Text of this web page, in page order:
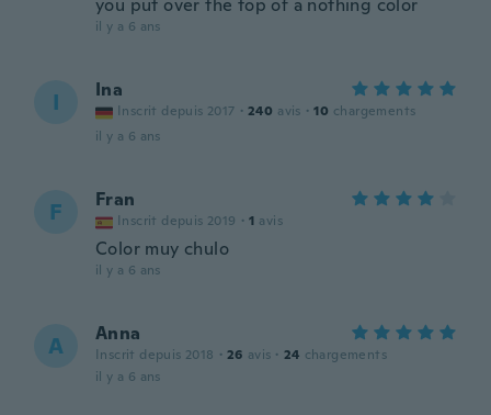
you put over the top of a nothing color
il y a 6 ans
I Ina
Inscrit depuis 2017 · 240 avis · 10 chargements
il y a 6 ans
F Fran
Inscrit depuis 2019 · 1 avis
Color muy chulo
il y a 6 ans
A Anna
Inscrit depuis 2018 · 26 avis · 24 chargements
il y a 6 ans